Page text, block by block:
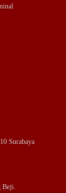
Surabaya
Beji.